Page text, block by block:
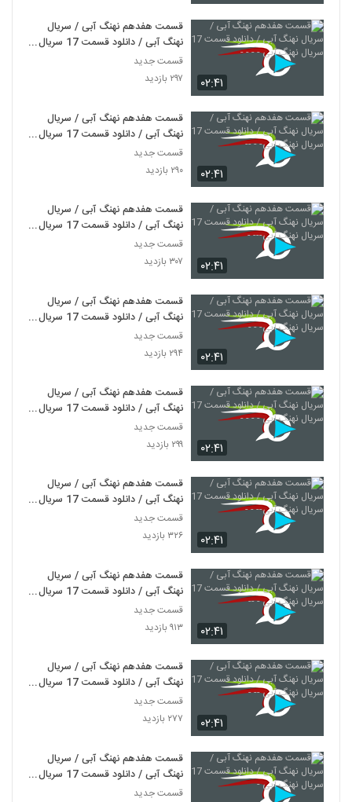
۰۲:۴۱
قسمت هفدهم نهنگ آبی / سریال
نهنگ آبی / دانلود قسمت 17 سریال
نهنگ آبی - - - -
قسمت جدید
۲۹۷ بازدید
۰۲:۴۱
قسمت هفدهم نهنگ آبی / سریال
نهنگ آبی / دانلود قسمت 17 سریال
نهنگ آبی- - --
قسمت جدید
۲۹۰ بازدید
۰۲:۴۱
قسمت هفدهم نهنگ آبی / سریال
نهنگ آبی / دانلود قسمت 17 سریال
نهنگ آبی--- -
قسمت جدید
۳۰۷ بازدید
۰۲:۴۱
قسمت هفدهم نهنگ آبی / سریال
نهنگ آبی / دانلود قسمت 17 سریال
نهنگ آبی- - -
قسمت جدید
۲۹۴ بازدید
۰۲:۴۱
قسمت هفدهم نهنگ آبی / سریال
نهنگ آبی / دانلود قسمت 17 سریال
نهنگ آبی - - - -
قسمت جدید
۲۹۹ بازدید
۰۲:۴۱
قسمت هفدهم نهنگ آبی / سریال
نهنگ آبی / دانلود قسمت 17 سریال
نهنگ آبی-- - -
قسمت جدید
۳۲۶ بازدید
۰۲:۴۱
قسمت هفدهم نهنگ آبی / سریال
نهنگ آبی / دانلود قسمت 17 سریال
نهنگ آبی - --
قسمت جدید
۹۱۳ بازدید
۰۲:۴۱
قسمت هفدهم نهنگ آبی / سریال
نهنگ آبی / دانلود قسمت 17 سریال
نهنگ آبی -- -
قسمت جدید
۲۷۷ بازدید
قسمت هفدهم نهنگ آبی / سریال
نهنگ آبی / دانلود قسمت 17 سریال
نهنگ آبی -
قسمت جدید